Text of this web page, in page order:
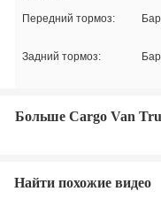
Передний тормоз:
Задний тормоз:
Больше Cargo Van
Найти похожие видео